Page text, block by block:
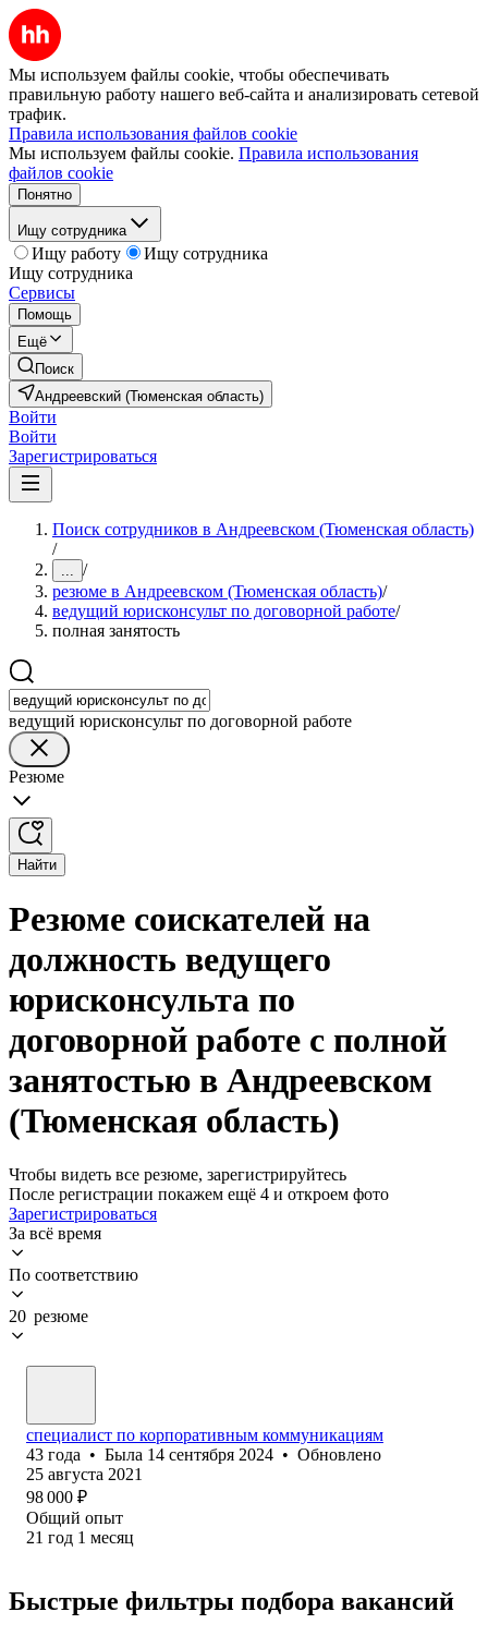
Мы используем файлы cookie, чтобы обеспечивать
правильную работу нашего веб-сайта и анализировать сетевой
трафик.
Правила использования файлов cookie
Мы используем файлы cookie. Правила использования
файлов cookie
Понятно
Ищу сотрудника
Ищу работу
Ищу сотрудника
Ищу сотрудника
Сервисы
Помощь
Ещё
Поиск
Андреевский (Тюменская область)
Войти
Войти
Зарегистрироваться
Поиск сотрудников в Андреевском (Тюменская область)
/
... /
резюме в Андреевском (Тюменская область)/
ведущий юрисконсульт по договорной работе/
полная занятость
ведущий юрисконсульт по договорной работе
Резюме
Найти
Резюме соискателей на
должность ведущего
юрисконсульта по
договорной работе с полной
занятостью в Андреевском
(Тюменская область)
Чтобы видеть все резюме, зарегистрируйтесь
После регистрации покажем ещё 4 и откроем фото
Зарегистрироваться
За всё время
По соответствию
20 резюме
специалист по корпоративным коммуникациям
43 года • Была 14 сентября 2024 • Обновлено
25 августа 2021
98 000 ₽
Общий опыт
21 год 1 месяц
Быстрые фильтры подбора вакансий